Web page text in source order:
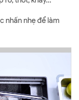
nhấn nhẹ để làm